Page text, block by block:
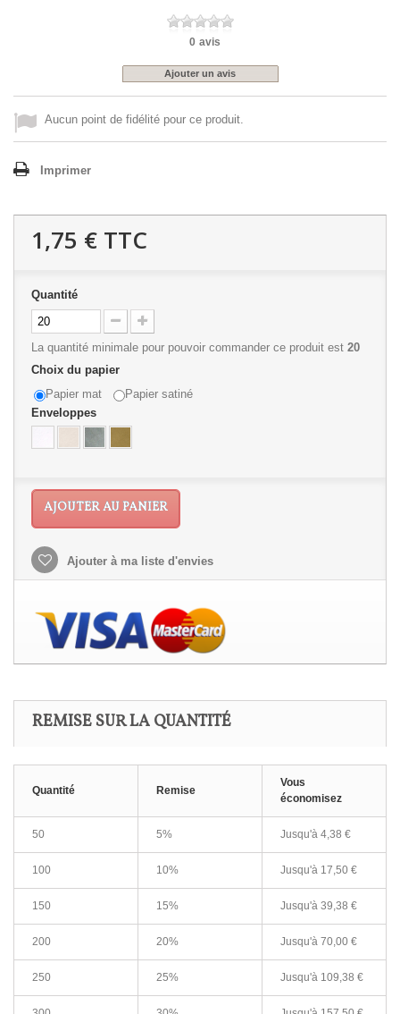
0 avis
Ajouter un avis
Aucun point de fidélité pour ce produit.
Imprimer
1,75 € TTC
Quantité
La quantité minimale pour pouvoir commander ce produit est 20
Choix du papier
Papier mat
Papier satiné
Enveloppes
AJOUTER AU PANIER
Ajouter à ma liste d'envies
REMISE SUR LA QUANTITÉ
Quantité Remise
Vous
économisez
50 5% Jusqu'à 4,38 €
100 10% Jusqu'à 17,50 €
150 15% Jusqu'à 39,38 €
200 20% Jusqu'à 70,00 €
250 25% Jusqu'à 109,38 €